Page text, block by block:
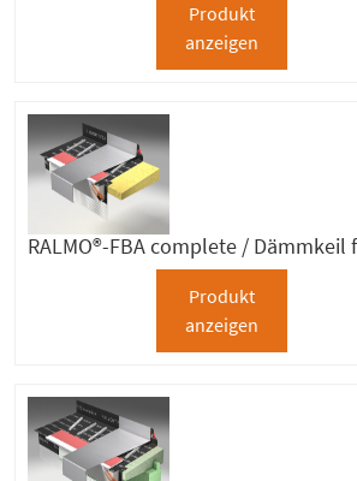
Produkt
anzeigen
RALMO®-FBA complete / Dämmkeil
Produkt
anzeigen